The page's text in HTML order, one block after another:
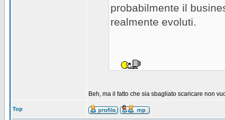
probabilmente il
realmente evoluti.
Beh, ma il fatto che sia sbagliato scaricare non
Top